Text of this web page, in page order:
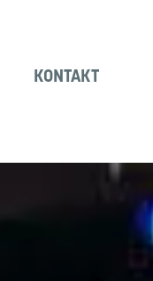
KONTAKT